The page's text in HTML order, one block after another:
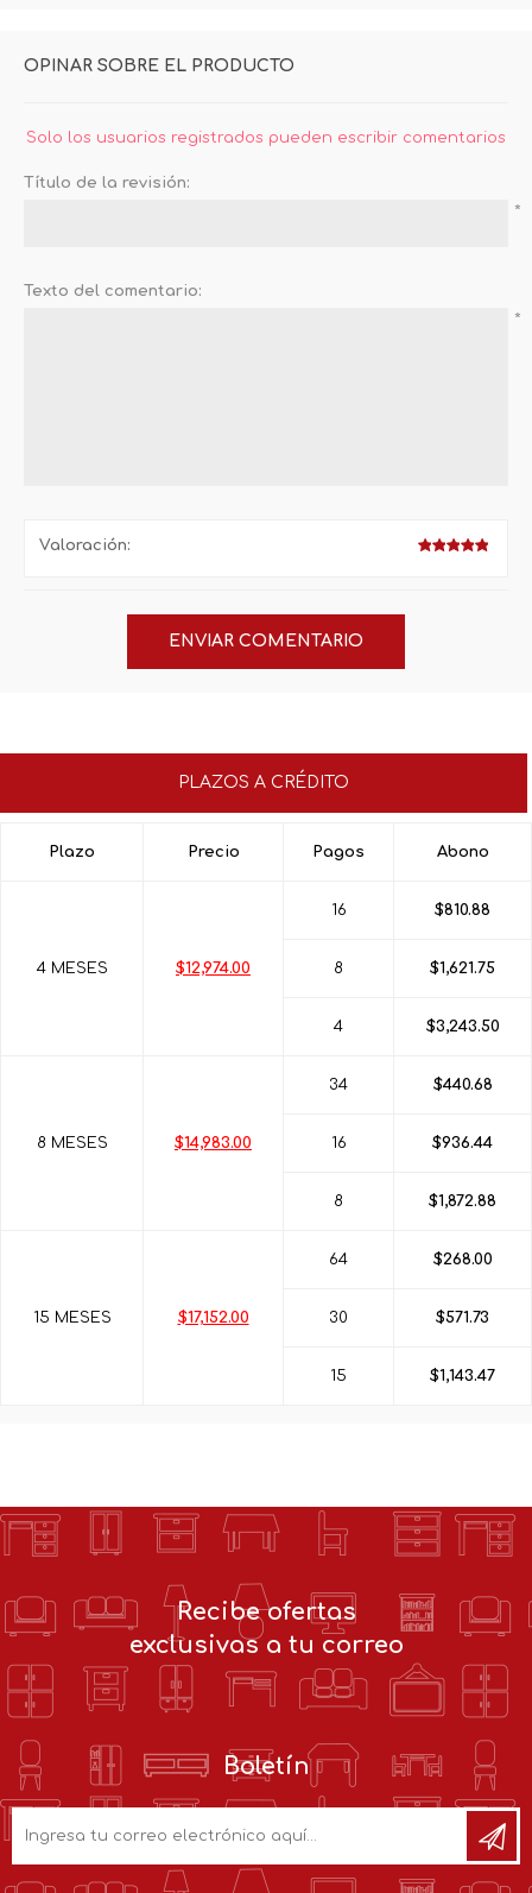
OPINAR SOBRE EL PRODUCTO
Solo los usuarios registrados pueden escribir comentarios
Título de la revisión:
*
Texto del comentario:
*
Valoración:
PLAZOS A CRÉDITO
Plazo Precio Pagos Abono
4 MESES $12,974.00
16 $810.88
8 $1,621.75
4 $3,243.50
8 MESES $14,983.00
34 $440.68
16 $936.44
8 $1,872.88
15 MESES $17,152.00
64 $268.00
30 $571.73
15 $1,143.47
Recibe ofertas
exclusivas a tu correo
Boletín